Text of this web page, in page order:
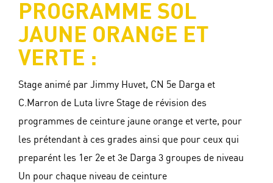
PROGRAMME SOL
JAUNE ORANGE ET
VERTE :
Stage animé par Jimmy Huvet, CN 5e Darga et
C.Marron de Luta livre Stage de révision des
programmes de ceinture jaune orange et verte, pour
les prétendant à ces grades ainsi que pour ceux qui
preparént les 1er 2e et 3e Darga 3 groupes de niveau
Un pour chaque niveau de ceinture